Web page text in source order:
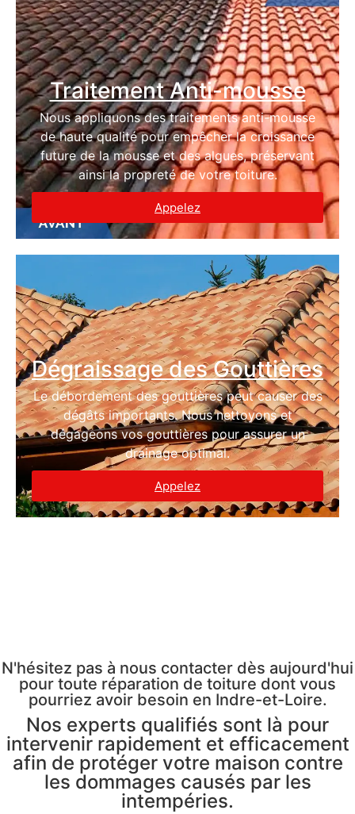
Traitement Anti-mousse
Nous appliquons des traitements anti-mousse
de haute qualité pour empêcher la croissance
future de la mousse et des algues, préservant
ainsi la propreté de votre toiture.
Appelez
Dégraissage des Gouttières
Le débordement des gouttières peut causer des
dégâts importants. Nous nettoyons et
dégageons vos gouttières pour assurer un
drainage optimal.
Appelez
N'hésitez pas à nous contacter dès aujourd'hui
pour toute réparation de toiture dont vous
pourriez avoir besoin en Indre-et-Loire.
Nos experts qualifiés sont là pour
intervenir rapidement et efficacement
afin de protéger votre maison contre
les dommages causés par les
intempéries.